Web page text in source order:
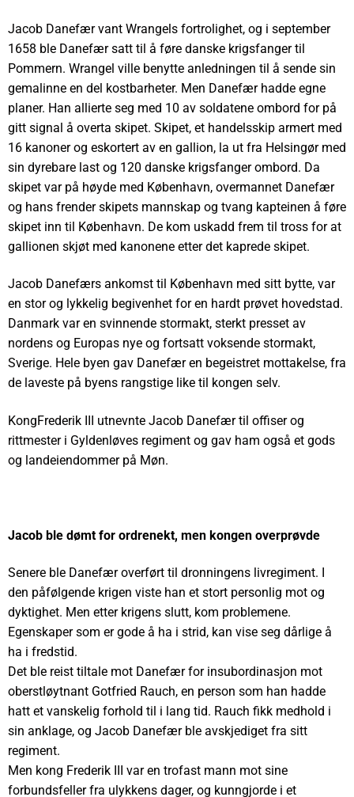
Jacob Danefær vant Wrangels fortrolighet, og i september
1658 ble Danefær satt til å føre danske krigsfanger til
Pommern. Wrangel ville benytte anledningen til å sende sin
gemalinne en del kostbarheter. Men Danefær hadde egne
planer. Han allierte seg med 10 av soldatene ombord for på
gitt signal å overta skipet. Skipet, et handelsskip armert med
16 kanoner og eskortert av en gallion, la ut fra Helsingør med
sin dyrebare last og 120 danske krigsfanger ombord. Da
skipet var på høyde med København, overmannet Danefær
og hans frender skipets mannskap og tvang kapteinen å føre
skipet inn til København. De kom uskadd frem til tross for at
gallionen skjøt med kanonene etter det kaprede skipet.
Jacob Danefærs ankomst til København med sitt bytte, var
en stor og lykkelig begivenhet for en hardt prøvet hovedstad.
Danmark var en svinnende stormakt, sterkt presset av
nordens og Europas nye og fortsatt voksende stormakt,
Sverige. Hele byen gav Danefær en begeistret mottakelse, fra
de laveste på byens rangstige like til kongen selv.
KongFrederik III utnevnte Jacob Danefær til offiser og
rittmester i Gyldenløves regiment og gav ham også et gods
og landeiendommer på Møn.
Jacob ble dømt for ordrenekt, men kongen overprøvde
Senere ble Danefær overført til dronningens livregiment. I
den påfølgende krigen viste han et stort personlig mot og
dyktighet. Men etter krigens slutt, kom problemene.
Egenskaper som er gode å ha i strid, kan vise seg dårlige å
ha i fredstid.
Det ble reist tiltale mot Danefær for insubordinasjon mot
oberstløytnant Gotfried Rauch, en person som han hadde
hatt et vanskelig forhold til i lang tid. Rauch fikk medhold i
sin anklage, og Jacob Danefær ble avskjediget fra sitt
regiment.
Men kong Frederik III var en trofast mann mot sine
forbundsfeller fra ulykkens dager, og kunngjorde i et